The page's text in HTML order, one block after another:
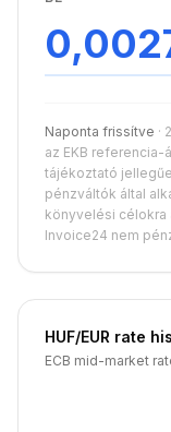
Naponta frissítve ·
az EKB referencia-
tájékoztató
pénzváltók által
könyvelési célokra
Invoice24 nem
HUF/EUR rate
ECB mid-market